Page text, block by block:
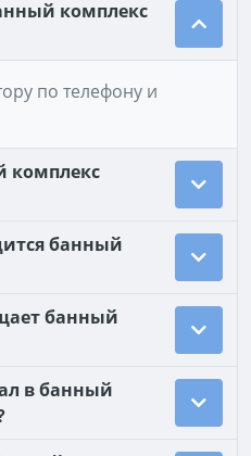
комплекс
по телефону и
комплекс
банный
банный
в банный